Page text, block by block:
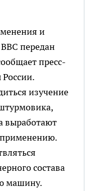
и
ВВС передан
пресс-
изучение
выработают
состава
машину.